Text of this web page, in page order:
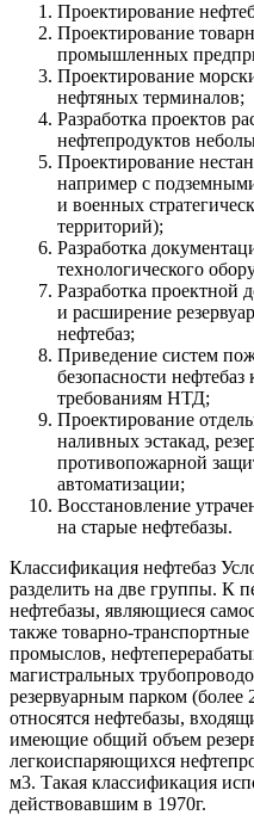
Проектирование
Проектирование
промышленных
Проектирование
нефтяных терминалов;
Разработка проектов
нефтепродуктов
Проектирование
например с
и военных
территорий);
Разработка
технологического
Разработка проектной
и расширение
нефтебаз;
Приведение систем
безопасности
требованиям НТД;
Проектирование
наливных эстакад,
противопожарной
автоматизации;
Восстановление
на старые нефтебазы.
Классификация нефтебаз
разделить на две группы. К
нефтебазы, являющиеся
также товарно-
промыслов,
магистральных
резервуарным парком
относятся нефтебазы,
имеющие общий объем
легкоиспаряющихся
м3. Такая классификация
действовавшим в 1970г.